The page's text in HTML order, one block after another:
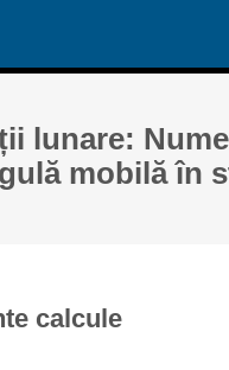
lunare:
mobilă în
calcule